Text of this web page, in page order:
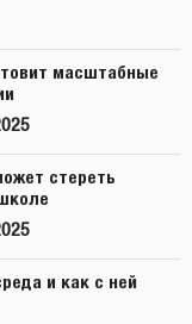
масштабные
стереть
и как с ней